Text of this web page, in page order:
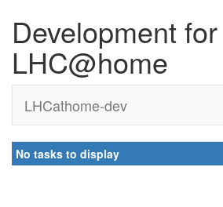
Development for
LHC@home
LHCathome-dev
No tasks to display